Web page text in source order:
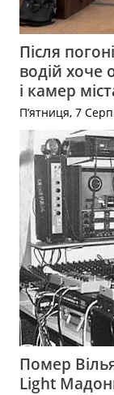
Після
водій хоче
і камер
П’ятниця, 7
Помер
Light